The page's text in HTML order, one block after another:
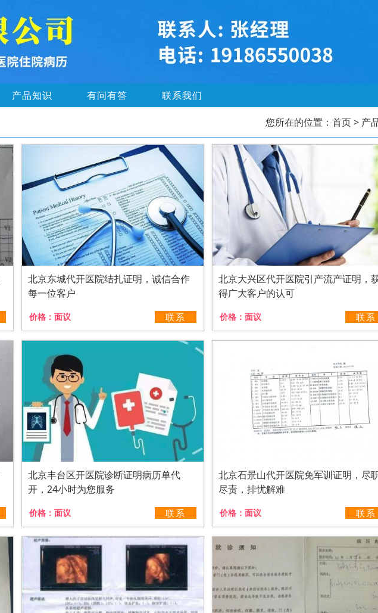
产品知识 有问有答 联系我们
您所在的位置： 首页> 产
北京东城代开医院结扎证明，诚信合作
每一位客户
价格： 面议 联系
北京大兴区代开医院引产流产证明，
得广大客户的认可
价格： 面议 联系
北京丰台区开医院诊断证明病历单代
开，24小时为您服务
价格： 面议 联系
北京石景山代开医院免军训证明，尽
尽责，排忧解难
价格： 面议 联系